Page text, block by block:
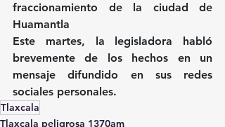
fraccionamiento de la ciudad de
Huamantla
Este martes, la legisladora habló
brevemente de los hechos en un
mensaje difundido en sus redes
sociales personales.
Tlaxcala
Tlaxcala peligrosa 1370am